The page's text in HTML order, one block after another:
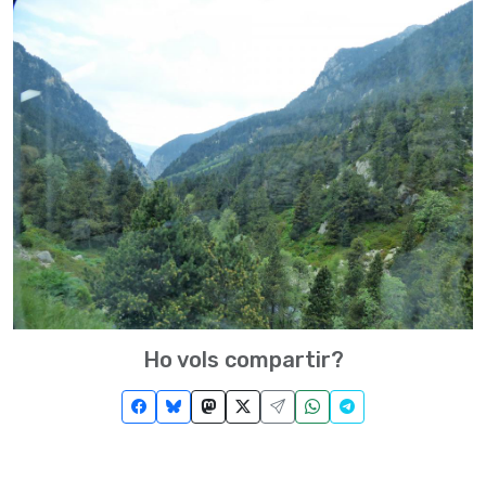
Ho vols compartir?